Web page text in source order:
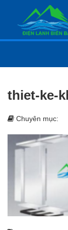
thiet-ke-
Chuyên mục: